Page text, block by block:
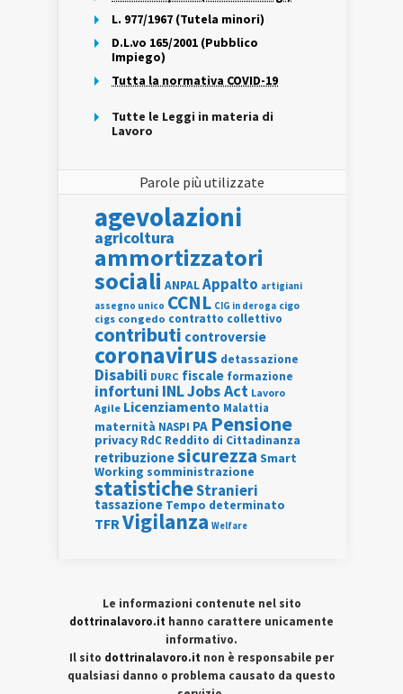
L. 977/1967 (Tutela minori)
D.L.vo 165/2001 (Pubblico
Impiego)
Tutta la normativa COVID-19
Tutte le Leggi in materia di
Lavoro
Parole più utilizzate
agevolazioni
agricoltura
ammortizzatori
sociali ANPALAppalto artigiani
assegno unico CCNL CIG in deroga cigo
cigs congedo contratto collettivo
contributi controversie
coronavirus detassazione
Disabili DURC fiscale formazione
infortuni INLJobs Act Lavoro
Agile Licenziamento Malattia
maternità NASPI PA Pensione
privacy RdC Reddito di Cittadinanza
retribuzionesicurezza Smart
Working somministrazione
statisticheStranieri
tassazione Tempo determinato
TFRVigilanza Welfare
Le informazioni contenute nel sito
dottrinalavoro.it hanno carattere unicamente
informativo.
Il sito dottrinalavoro.it non è responsabile per
qualsiasi danno o problema causato da questo